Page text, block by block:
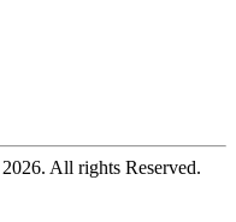
2026. All rights Reserved.